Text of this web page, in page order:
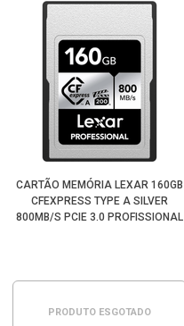
CARTÃO MEMÓRIA LEXAR 160GB
CFEXPRESS TYPE A SILVER
800MB/S PCIE 3.0 PROFISSIONAL
PRODUTO ESGOTADO